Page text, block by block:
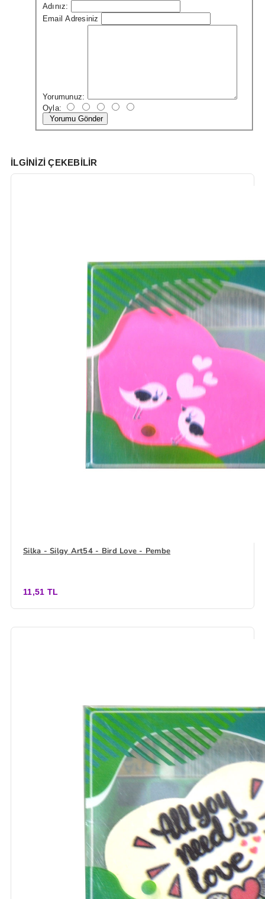
Adınız:
Email Adresiniz
Yorumunuz:
Oyla:
Yorumu Gönder
İLGINIZI ÇEKEBILIR
Silka - Silgy Art54 - Bird Love - Pembe
11,51 TL